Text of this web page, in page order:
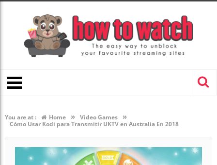
You are at : Home » Video Games »
Cómo Usar Kodi para Transmitir UKTV en Australia En 2018